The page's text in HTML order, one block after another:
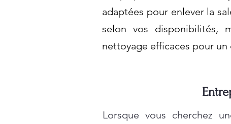
adaptées pour enlever la
selon vos disponibilités,
nettoyage efficaces pour
Lorsque vous cherchez